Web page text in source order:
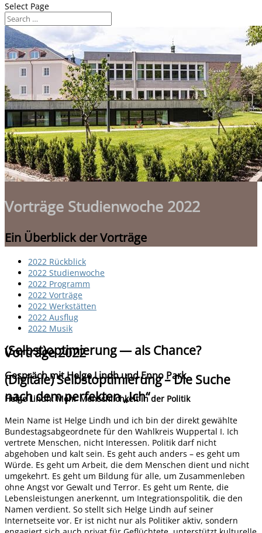
Select Page
Vorträge Studienwoche 2022
Ein Überblick der Vorträge
2022 Rückblick
2022 Studienwoche
2022 Programm
2022 Vorträge
2022 Werkstätten
2022 Ausflug
2022 Musik
Vorträge 2022
(Digitale) Selbstoptimierung – Die Suche
nach dem perfekten „Ich“
(Selbst)optimierung — als Chance?
Gespräch mitHelge Lindh und Enno Park
Helge Lindh: Mehr Menschlichkeit in der Politik
Mein Name ist Helge Lindh und ich bin der direkt gewählte
Bundestagsabgeordnete für den Wahlkreis Wuppertal I. Ich
vertrete Menschen, nicht Interessen. Politik darf nicht
abgehoben und kalt sein. Es geht auch anders – es geht um
Würde. Es geht um Arbeit, die dem Menschen dient und nicht
umgekehrt. Es geht um Bildung für alle, um Zusammenleben
ohne Angst vor Gewalt und Terror. Es geht um Rente, die
Lebensleistungen anerkennt, um Integrationspolitik, die den
Namen verdient. So stellt sich Helge Lindh auf seiner
Internetseite vor. Er ist nicht nur als Politiker aktiv, sondern